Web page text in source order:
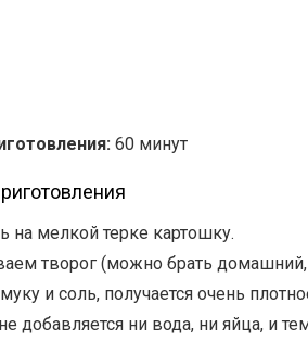
60 минут
на мелкой терке картошку.
творог (можно брать домашний,
и соль, получается очень
добавляется ни вода, ни яйца, и